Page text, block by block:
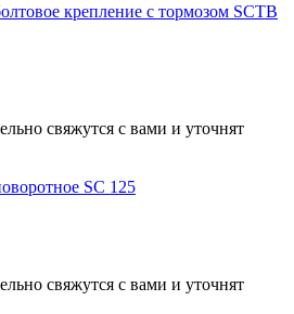
крепление с тормозом SCTB
свяжутся с вами и уточнят
SC 125
свяжутся с вами и уточнят